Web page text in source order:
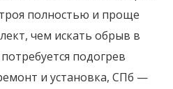
полностью и проще
чем искать обрыв в
подогрев
и установка, СПб —